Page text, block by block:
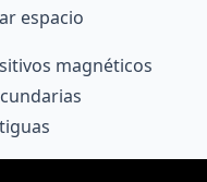
espacio
magnéticos